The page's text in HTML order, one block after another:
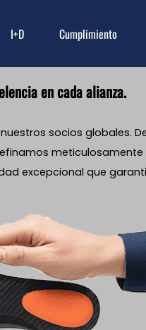
I+D Cumplimiento
en cada alianza.
socios globales.
excepcional que